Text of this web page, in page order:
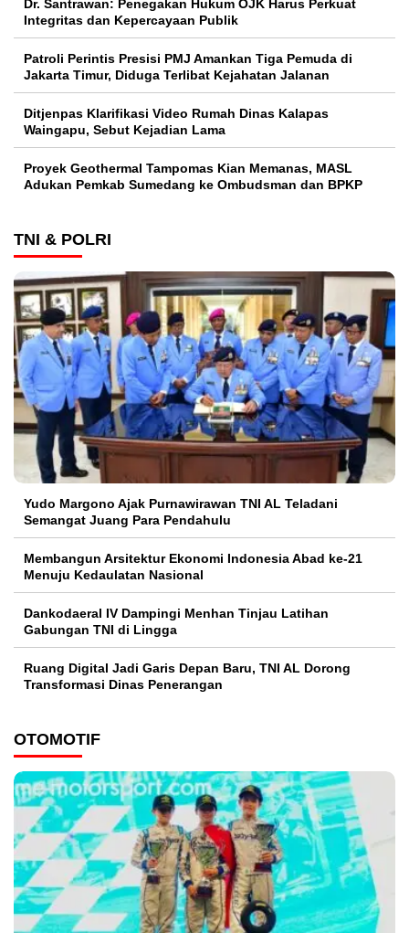
Dr. Santrawan: Penegakan Hukum OJK Harus Perkuat
Integritas dan Kepercayaan Publik
Patroli Perintis Presisi PMJ Amankan Tiga Pemuda di
Jakarta Timur, Diduga Terlibat Kejahatan Jalanan
Ditjenpas Klarifikasi Video Rumah Dinas Kalapas
Waingapu, Sebut Kejadian Lama
Proyek Geothermal Tampomas Kian Memanas, MASL
Adukan Pemkab Sumedang ke Ombudsman dan BPKP
TNI & POLRI
Yudo Margono Ajak Purnawirawan TNI AL Teladani
Semangat Juang Para Pendahulu
Membangun Arsitektur Ekonomi Indonesia Abad ke-21
Menuju Kedaulatan Nasional
Dankodaeral IV Dampingi Menhan Tinjau Latihan
Gabungan TNI di Lingga
Ruang Digital Jadi Garis Depan Baru, TNI AL Dorong
Transformasi Dinas Penerangan
OTOMOTIF